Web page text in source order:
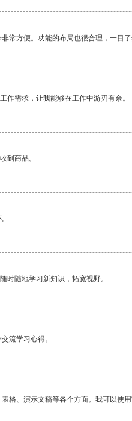
常方便。功能的布局也很合理，一目了
作需求，让我能够在工作中游刃有余。
到商品。
时随地学习新知识，拓宽视野。
流学习心得。
格、演示文稿等各个方面。我可以使